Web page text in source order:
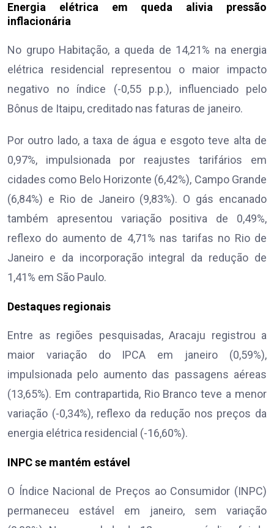
Energia elétrica em queda alivia pressão
inflacionária
No grupo Habitação, a queda de 14,21% na energia
elétrica residencial representou o maior impacto
negativo no índice (-0,55 p.p.), influenciado pelo
Bônus de Itaipu, creditado nas faturas de janeiro.
Por outro lado, a taxa de água e esgoto teve alta de
0,97%, impulsionada por reajustes tarifários em
cidades como Belo Horizonte (6,42%), Campo Grande
(6,84%) e Rio de Janeiro (9,83%). O gás encanado
também apresentou variação positiva de 0,49%,
reflexo do aumento de 4,71% nas tarifas no Rio de
Janeiro e da incorporação integral da redução de
1,41% em São Paulo.
Destaques regionais
Entre as regiões pesquisadas, Aracaju registrou a
maior variação do IPCA em janeiro (0,59%),
impulsionada pelo aumento das passagens aéreas
(13,65%). Em contrapartida, Rio Branco teve a menor
variação (-0,34%), reflexo da redução nos preços da
energia elétrica residencial (-16,60%).
INPC se mantém estável
O Índice Nacional de Preços ao Consumidor (INPC)
permaneceu estável em janeiro, sem variação